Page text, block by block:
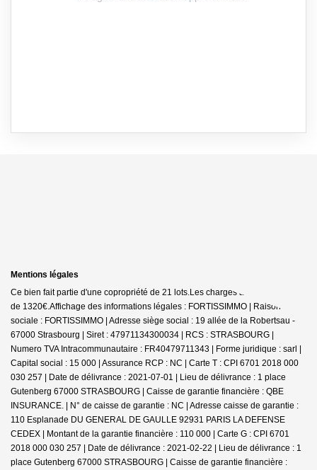
Mentions légales
Ce bien fait partie d'une copropriété de 21 lots.Les charges annuelles sont
de 1320€.Affichage des informations légales : FORTISSIMMO | Raison
sociale : FORTISSIMMO | Adresse siège social : 19 allée de la Robertsau -
67000 Strasbourg | Siret : 47971134300034 | RCS : STRASBOURG |
Numero TVA Intracommunautaire : FR40479711343 | Forme juridique : sarl |
Capital social : 15 000 | Assurance RCP : NC | Carte T : CPI 6701 2018 000
030 257 | Date de délivrance : 2021-07-01 | Lieu de délivrance : 1 place
Gutenberg 67000 STRASBOURG | Caisse de garantie financière : QBE
INSURANCE. | N° de caisse de garantie : NC | Adresse caisse de garantie :
110 Esplanade DU GENERAL DE GAULLE 92931 PARIS LA DEFENSE
CEDEX | Montant de la garantie financière : 110 000 | Carte G : CPI 6701
2018 000 030 257 | Date de délivrance : 2021-02-22 | Lieu de délivrance : 1
place Gutenberg 67000 STRASBOURG | Caisse de garantie financière :